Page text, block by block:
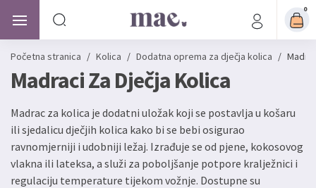
0
Početna stranica / Kolica / Dodatna oprema za dječja kolica /
Madraci Za Dječja Kolica
Madrac za kolica je dodatni uložak koji se postavlja u košaru
ili sjedalicu dječjih kolica kako bi se bebi osigurao
ravnomjerniji i udobniji ležaj. Izrađuje se od pjene, kokosovog
vlakna ili lateksa, a služi za poboljšanje potpore kralježnici i
regulaciju temperature tijekom vožnje. Dostupne su